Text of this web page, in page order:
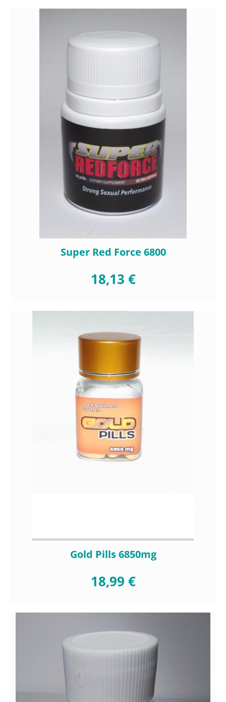
Super Red Force 6800
18,13 €
Gold Pills 6850mg
18,99 €